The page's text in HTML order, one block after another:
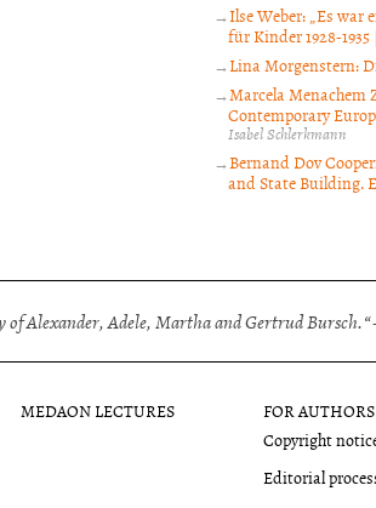
Ilse Weber: „Es war
für Kinder 1928-1935|
Lina Morgenstern:
Marcela
Contemporary
Isabel Schlerkmann
Bernand Dov
and State Building.
Alexander, Adele, Martha and Gertrud Bursch.“
MEDAON LECTURES
FOR AUTHORS
Copyright
Editorial